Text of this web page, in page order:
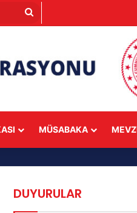
Arama
MÜSABAKA
DUYURULAR